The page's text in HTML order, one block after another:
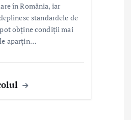
în România, iar
standardele de
obține condiții mai
aparțin…